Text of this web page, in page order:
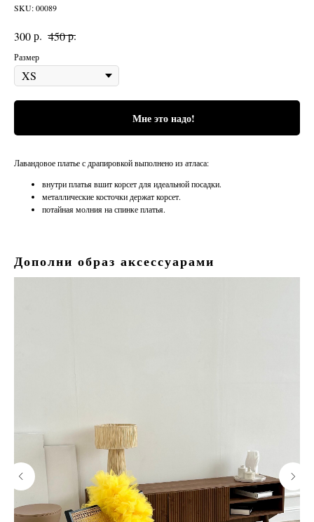
SKU:00089
300р. 450р.
Размер
Мне это надо!
Лавандовое платье с драпировкой выполнено из атласа:
внутри платья вшит корсет для идеальной посадки.
металлические косточки держат корсет.
потайная молния на спинке платья.
Дополни образ аксессуарами